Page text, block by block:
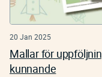
20 Jan 2025
Mallar för
kunnande